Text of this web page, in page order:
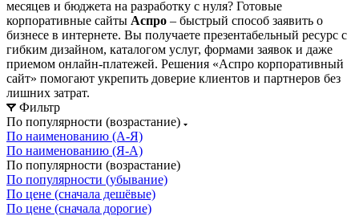
месяцев и бюджета на разработку с нуля? Готовые
корпоративные сайты Аспро – быстрый способ заявить о
бизнесе в интернете. Вы получаете презентабельный ресурс с
гибким дизайном, каталогом услуг, формами заявок и даже
приемом онлайн-платежей. Решения «Аспро корпоративный
сайт» помогают укрепить доверие клиентов и партнеров без
лишних затрат.
Фильтр
По популярности (возрастание)
По наименованию (А-Я)
По наименованию (Я-А)
По популярности (возрастание)
По популярности (убывание)
По цене (сначала дешёвые)
По цене (сначала дорогие)